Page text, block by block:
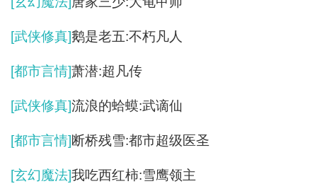
[武侠修真]鹅是老五:不朽凡人
[都市言情]萧潜:超凡传
[武侠修真]流浪的蛤蟆:武谪仙
[都市言情]断桥残雪:都市超级医圣
[玄幻魔法]我吃西红柿:雪鹰领主